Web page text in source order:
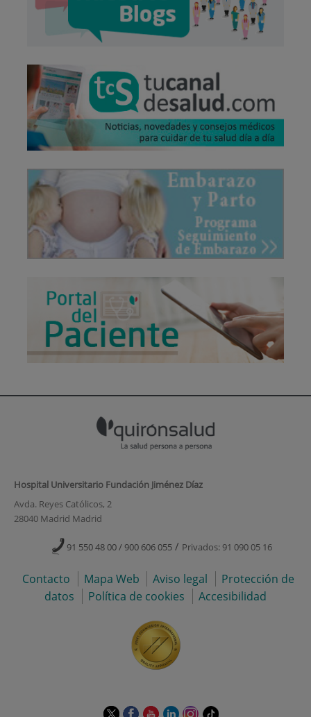
Hospital Universitario Fundación Jiménez Díaz
Avda. Reyes Católicos, 2
28040 Madrid Madrid
91 550 48 00 / 900 606 055 / Privados: 91 090 05 16
Contacto Mapa Web Aviso legal
Protección de
datos
Política de cookies Accesibilidad
EsteEsteEsteEsteEsteEnlace